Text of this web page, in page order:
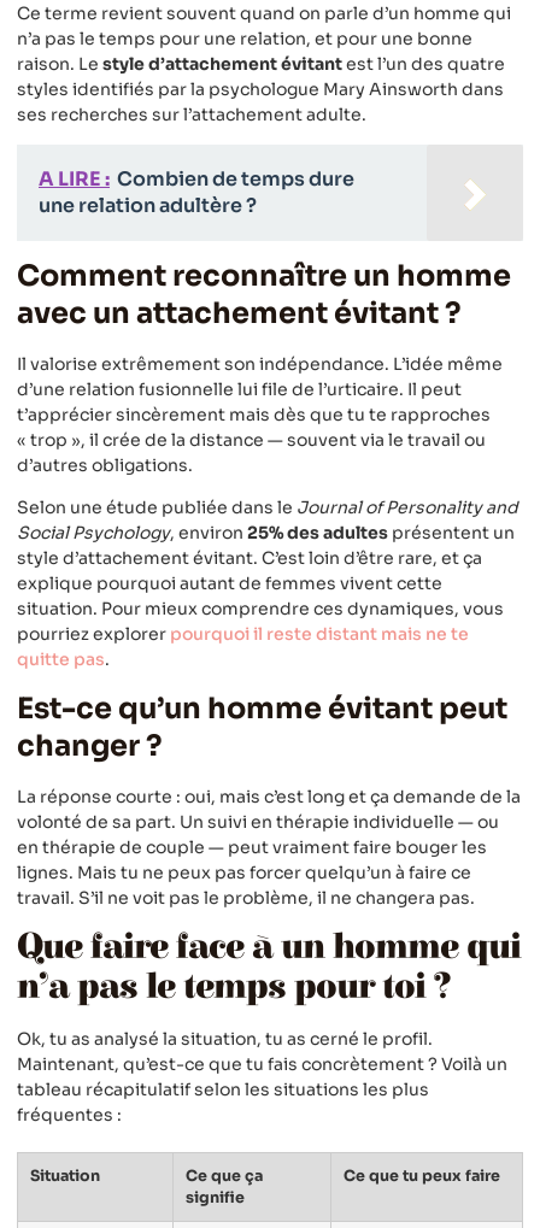
Ce terme revient souvent quand on parle d’un homme qui
n’a pas le temps pour une relation, et pour une bonne
raison. Le style d’attachement évitantest l’un des quatre
styles identifiés par la psychologue Mary Ainsworth dans
ses recherches sur l’attachement adulte.
A LIRE : Combien de temps dure
une relation adultère ?
Comment reconnaître un homme
avec un attachement évitant ?
Il valorise extrêmement son indépendance. L’idée même
d’une relation fusionnelle lui file de l’urticaire. Il peut
t’apprécier sincèrement mais dès que tu te rapproches
« trop », il crée de la distance — souvent via le travail ou
d’autres obligations.
Selon une étude publiée dans le Journal of Personality and
Social Psychology, environ 25% des adultes présentent un
style d’attachement évitant. C’est loin d’être rare, et ça
explique pourquoi autant de femmes vivent cette
situation. Pour mieux comprendre ces dynamiques, vous
pourriez explorer pourquoi il reste distant mais ne te
quitte pas.
Est-ce qu’un homme évitant peut
changer ?
La réponse courte : oui, mais c’est long et ça demande de la
volonté de sa part. Un suivi en thérapie individuelle — ou
en thérapie de couple — peut vraiment faire bouger les
lignes. Mais tu ne peux pas forcer quelqu’un à faire ce
travail. S’il ne voit pas le problème, il ne changera pas.
Que faire face à un homme qui
n’a pas le temps pour toi ?
Ok, tu as analysé la situation, tu as cerné le profil.
Maintenant, qu’est-ce que tu fais concrètement ? Voilà un
tableau récapitulatif selon les situations les plus
fréquentes :
Situation
Ce que ça
signifie
Ce que tu peux faire